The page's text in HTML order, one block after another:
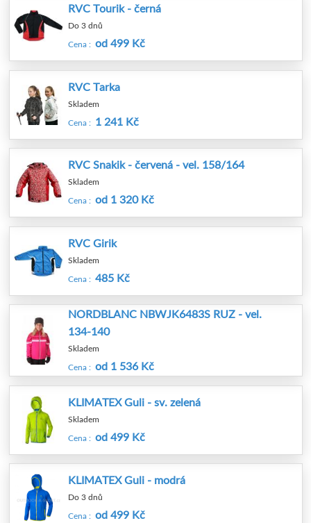
RVC Tourik - černá
Do 3 dnů
Cena : od 499 Kč
RVC Tarka
Skladem
Cena : 1 241 Kč
RVC Snakik - červená - vel. 158/164
Skladem
Cena : od 1 320 Kč
RVC Girik
Skladem
Cena : 485 Kč
NORDBLANC NBWJK6483S RUZ - vel.
134-140
Skladem
Cena : od 1 536 Kč
KLIMATEX Guli - sv. zelená
Skladem
Cena : od 499 Kč
KLIMATEX Guli - modrá
Do 3 dnů
Cena : od 499 Kč